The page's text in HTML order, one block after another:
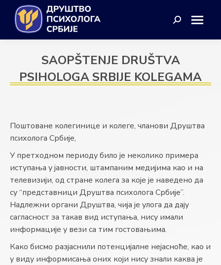
Search:
SAOPŠTENJE DRUŠTVA
PSIHOLOGA SRBIJE KOLEGAMA
Поштоване колегинице и колеге, чланови Друштва
психолога Србије,
У претходном периоду било је неколико примера
иступања у јавности, штампаним медијима као и на
телевизији, од стране колега за које је наведено да
су “представници Друштва психолога Србије”.
Надлежни органи Друштва, чија је улога да дају
сагласност за такав вид иступања, нису имали
информације у вези са тим гостовањима.
Како бисмо разјаснили потенцијалне нејасноће, као и
у виду информисања оних који нису знали каква је